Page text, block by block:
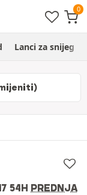
Lanci za snijeg
54H PREDNJA